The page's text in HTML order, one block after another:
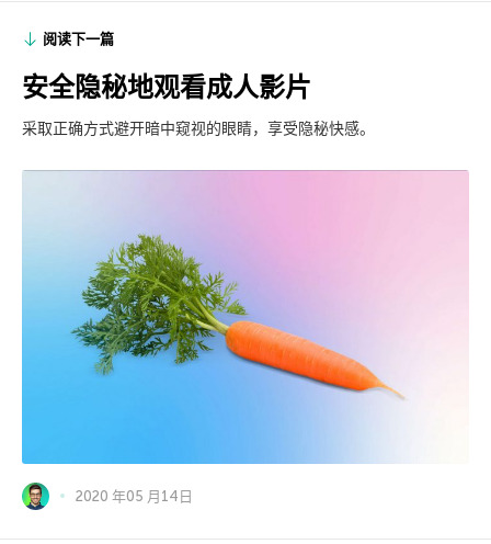
阅读下一篇
安全隐秘地观看成人影片
采取正确方式避开暗中窥视的眼睛，享受隐秘快感。
2020 年05 月14日